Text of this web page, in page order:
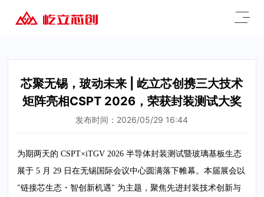
芯聚无锡，玻动未来 | 屹立芯创携三大技术
矩阵亮相CSPT 2026，荣获封装测试大奖
发布时间：2026/05/29 16:44
为期两天的CSPT×iTGV 2026半导体封装测试暨玻璃基板生态
展于5 月29 日在无锡国际会议中心圆满落下帷幕。本届展会以
"链接芯生态・智创新机遇" 为主题，聚焦先进封装技术创新与